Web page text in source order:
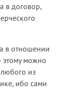
в договор,
в отношении
этому можно
из
ибо сами